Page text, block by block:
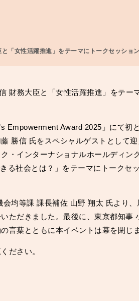
「女性活躍推進」をテーマにトークセッショ
財務大臣と「女性活躍推進」をテー
Empowerment Award 2025」にて初
勝信 氏をスペシャルゲストとして
・インターナショナルホールディン
る社会とは？」をテーマにトークセ
均等課 課長補佐 山野 翔太 氏より
ただきました。最後に、東京都知事
言葉とともに本イベントは幕を閉じ
ださい。